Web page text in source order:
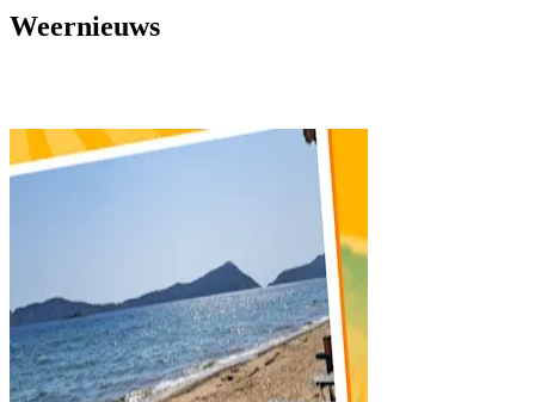
Weernieuws